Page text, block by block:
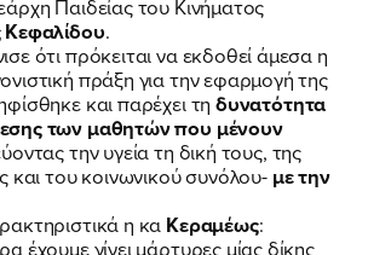
Παιδείας του Κινήματος
.
ότι πρόκειται να εκδοθεί άμεσα η
πράξη για την εφαρμογή της
και παρέχει τη δυνατότητα
των μαθητών που μένουν
την υγεία τη δική τους, της
και του κοινωνικού συνόλου- με την
η κα Κεραμέως:
έχουμε γίνει μάρτυρες μίας δίκης